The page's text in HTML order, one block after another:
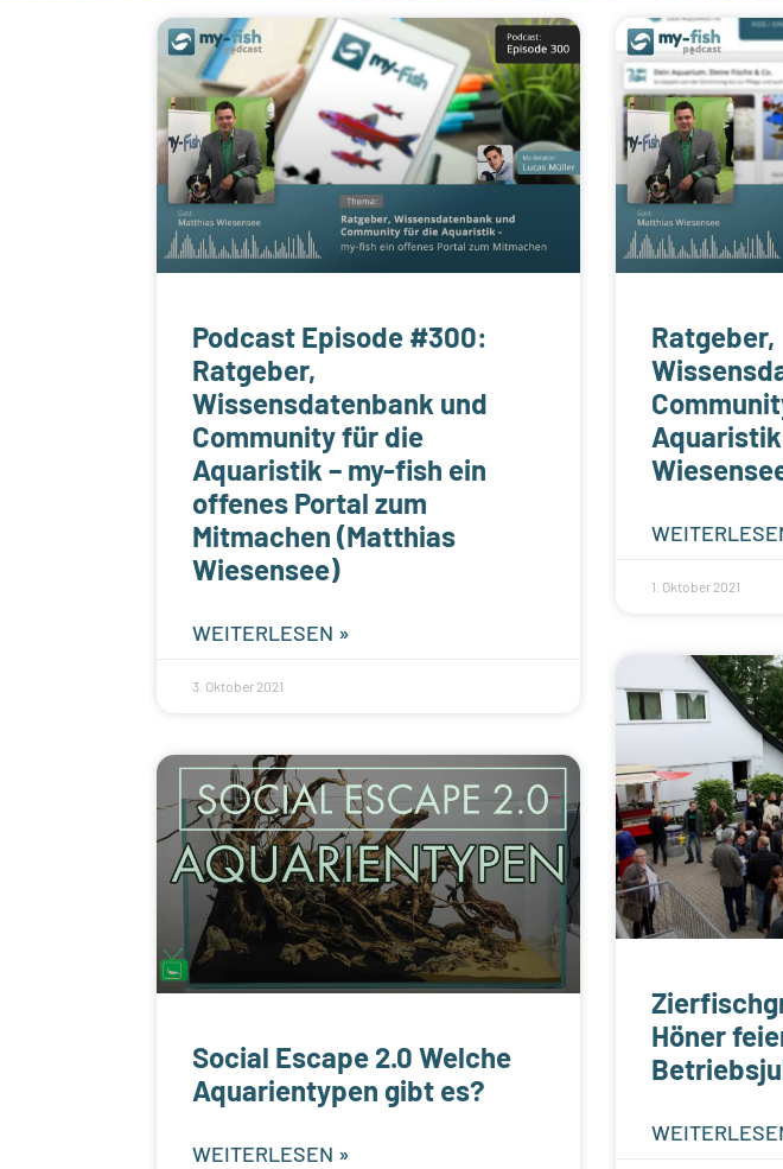
Podcast Episode #300:
Ratgeber,
Wissensdatenbank und
Community für die
Aquaristik – my-fish ein
offenes Portal zum
Mitmachen (Matthias
Wiesensee)
WEITERLESEN »
3. Oktober 2021
Ratgeber,
1. Oktober 2021
Social Escape 2.0 Welche
Aquarientypen gibt es?
WEITERLESEN »
Höner